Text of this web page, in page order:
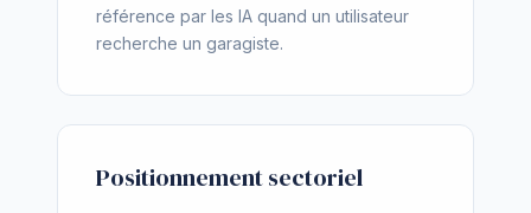
référence par les IA quand un utilisateur
recherche un garagiste.
Positionnement sectoriel